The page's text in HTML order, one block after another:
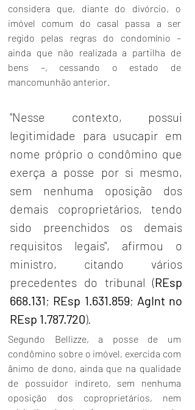
considera que, diante do divórcio, o
imóvel comum do casal passa a ser
regido pelas regras do condomínio –
ainda que não realizada a partilha de
bens –, cessando o estado de
mancomunhão anterior.
"Nesse contexto, possui
legitimidade para usucapir em
nome próprio o condômino que
exerça a posse por si mesmo,
sem nenhuma oposição dos
demais coproprietários, tendo
sido preenchidos os demais
requisitos legais", afirmou o
ministro, citando vários
precedentes do tribunal (REsp
668.131; REsp 1.631.859; AgInt no
REsp 1.787.720).
Segundo Bellizze, a posse de um
condômino sobre o imóvel, exercida com
ânimo de dono, ainda que na qualidade
de possuidor indireto, sem nenhuma
oposição dos coproprietários, nem